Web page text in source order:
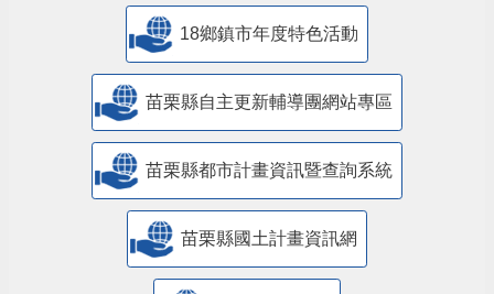
18鄉鎮市年度特色活動
苗栗縣自主更新輔導團網站專區
苗栗縣都市計畫資訊暨查詢系統
苗栗縣國土計畫資訊網